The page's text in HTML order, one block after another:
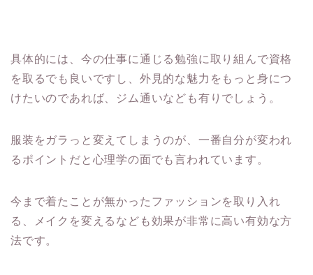
具体的には、 今の仕事に通じる勉強に取り組んで資格
を取るでも良いですし、 外見的な魅力をもっと身につ
けたいのであれば、
ジム通いなども有りでしょう。
服装をガラっと変えてしまうのが、 一番自分が変われ
るポイントだと心理学の面でも言われています。
今まで着たことが無かったファッションを取り入れ
る、
メイクを変えるなども効果が非常に高い有効な方
法です。